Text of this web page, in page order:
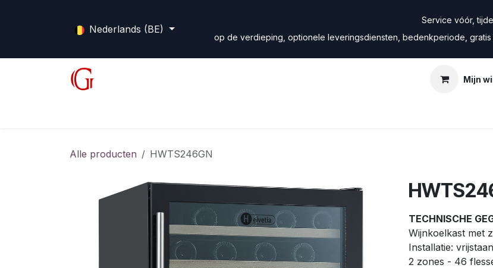
Nederlands (BE)
Service vóór,
op de verdieping, optionele leveringsdiensten, bedenkperiode,
Mijn
Alle producten HWTS246GN
TECHNISCHE
Wijnkoelkast met
Installatie:
2 zones - 46